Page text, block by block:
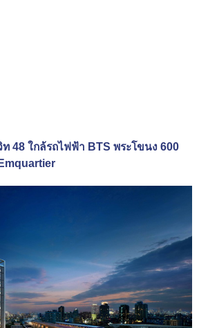
48 ใกล้รถไฟฟ้า BTS พระโขนง 600